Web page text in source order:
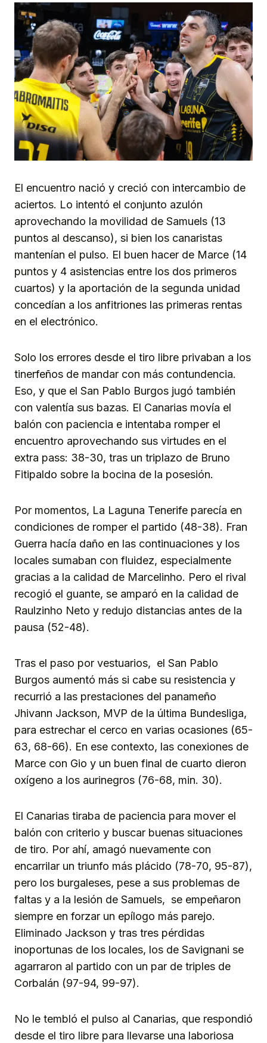
El encuentro nació y creció con intercambio de
aciertos. Lo intentó el conjunto azulón
aprovechando la movilidad de Samuels (13
puntos al descanso), si bien los canaristas
mantenían el pulso. El buen hacer de Marce (14
puntos y 4 asistencias entre los dos primeros
cuartos) y la aportación de la segunda unidad
concedían a los anfitriones las primeras rentas
en el electrónico.
Solo los errores desde el tiro libre privaban a los
tinerfeños de mandar con más contundencia.
Eso, y que el San Pablo Burgos jugó también
con valentía sus bazas. El Canarias movía el
balón con paciencia e intentaba romper el
encuentro aprovechando sus virtudes en el
extra pass: 38-30, tras un triplazo de Bruno
Fitipaldo sobre la bocina de la posesión.
Por momentos, La Laguna Tenerife parecía en
condiciones de romper el partido (48-38). Fran
Guerra hacía daño en las continuaciones y los
locales sumaban con fluidez, especialmente
gracias a la calidad de Marcelinho. Pero el rival
recogió el guante, se amparó en la calidad de
Raulzinho Neto y redujo distancias antes de la
pausa (52-48).
Tras el paso por vestuarios, el San Pablo
Burgos aumentó más si cabe su resistencia y
recurrió a las prestaciones del panameño
Jhivann Jackson, MVP de la última Bundesliga,
para estrechar el cerco en varias ocasiones (65-
63, 68-66). En ese contexto, las conexiones de
Marce con Gio y un buen final de cuarto dieron
oxígeno a los aurinegros (76-68, min. 30).
El Canarias tiraba de paciencia para mover el
balón con criterio y buscar buenas situaciones
de tiro. Por ahí, amagó nuevamente con
encarrilar un triunfo más plácido (78-70, 95-87),
pero los burgaleses, pese a sus problemas de
faltas y a la lesión de Samuels, se empeñaron
siempre en forzar un epílogo más parejo.
Eliminado Jackson y tras tres pérdidas
inoportunas de los locales, los de Savignani se
agarraron al partido con un par de triples de
Corbalán (97-94, 99-97).
No le tembló el pulso al Canarias, que respondió
desde el tiro libre para llevarse una laboriosa